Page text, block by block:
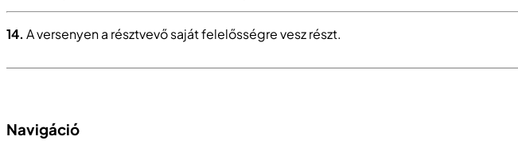
14. A versenyen a résztvevő saját felelősségre vesz részt.
Navigáció